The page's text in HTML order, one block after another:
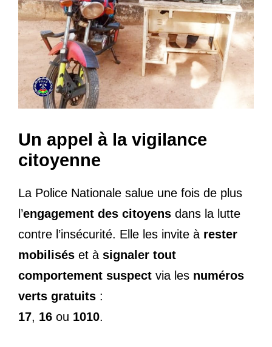
Un appel à la vigilance
citoyenne
La Police Nationale salue une fois de plus
l’engagement des citoyens dans la lutte
contre l’insécurité. Elle les invite à rester
mobilisés et à signaler tout
comportement suspect via les numéros
verts gratuits :
17, 16 ou 1010.